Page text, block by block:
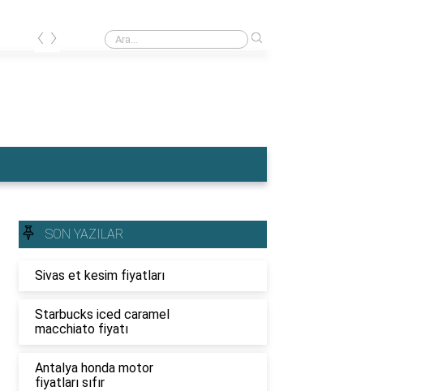
Ahşap traktör fiyatları
‹ ›
SON YAZILAR
Sivas et kesim fiyatları
Starbucks iced caramel
macchiato fiyatı
Antalya honda motor
fiyatları sıfır